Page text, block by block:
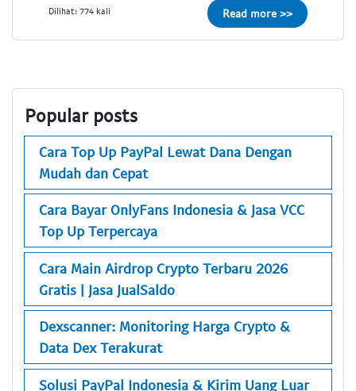
Dilihat: 774 kali Read more >>
Popular posts
Cara Top Up PayPal Lewat Dana Dengan
Mudah dan Cepat
Cara Bayar OnlyFans Indonesia & Jasa VCC
Top Up Terpercaya
Cara Main Airdrop Crypto Terbaru 2026
Gratis | Jasa JualSaldo
Dexscanner: Monitoring Harga Crypto &
Data Dex Terakurat
Solusi PayPal Indonesia & Kirim Uang Luar